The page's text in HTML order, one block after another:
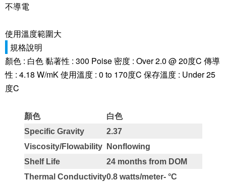
不導電
使用溫度範圍大
規格說明
顏色 : 白色 黏著性 : 300 Poise 密度 : Over 2.0 @ 20度C 傳導
性 : 4.18 W/mK 使用溫度 : 0 to 170度C 保存溫度 : Under 25
度C
顏色
白色
Specific Gravity
2.37
Viscosity/Flowability
Nonflowing
Shelf Life
24 months from DOM
Thermal Conductivity0.8 watts/meter- °C